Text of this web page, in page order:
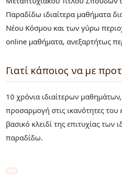
Παραδίδω ιδιαίτερα μαθήματα
Νέου Κόσμου και των γύρω
online μαθήματα, ανεξαρτήτως
Γιατί κάποιος να με
10 χρόνια ιδιαίτερων
προσαρμογή στις ικανότητες του
βασικό κλειδί της επιτυχίας
παραδίδω.